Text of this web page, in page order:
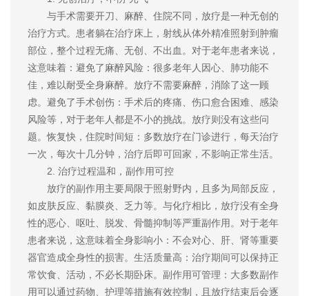
与手术需要开刀、麻醉、住院不同，放疗是一种无创的
治疗方式。患者躺在治疗床上，射线从体外精准照射到肿瘤
部位，整个过程无痛、无创、不出血。对于老年患者来说，
这意味着：避免了麻醉风险：很多老年人因心、肺功能不
佳，难以耐受全身麻醉。放疗不需要麻醉，消除了这一顾
虑。避免了手术创伤：手术后的疼痛、伤口愈合困难、感染
风险等，对于老年人都是不小的挑战。放疗则没有这些问
题。恢复快，住院时间短：多数放疗在门诊进行，每天治疗
一次，每次十几分钟，治疗后即可回家，不影响正常生活。
2. 治疗过程温和，副作用可控
放疗的副作用主要局限于照射野内，且多为局部反应，
如皮肤反应、黏膜炎、乏力等。与化疗相比，放疗没有全身
性的恶心、呕吐、脱发、骨髓抑制等严重副作用。对于老年
患者来说，这意味着全身影响小：不会对心、肝、肾等重要
器官造成全身性的损害。生活质量高：治疗期间可以保持正
常饮食、活动，不必长期卧床。副作用可管理：大多数副作
用可以通过药物、护理等措施有效控制，且放疗结束后会逐